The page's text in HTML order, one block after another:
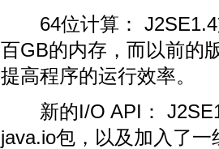
64位计算： J2SE1.4
百GB的内存，而以前的
提高程序的运行效率。
新的I/O API：
java.io包，以及加入了